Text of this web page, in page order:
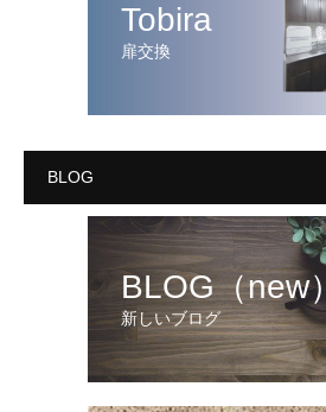
Tobira
扉交換
BLOG
BLOG（new）
新しいブログ